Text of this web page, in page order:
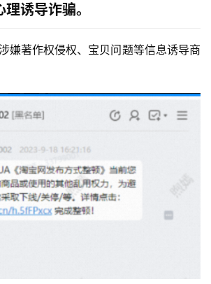
诱导诈骗。
嫌著作权侵权、宝贝问题等信息诱导商